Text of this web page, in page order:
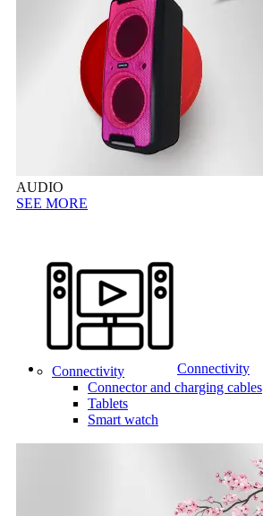
AUDIO
SEE MORE
Connectivity
Connectivity
Connector and charging cables
Tablets
Smart watch